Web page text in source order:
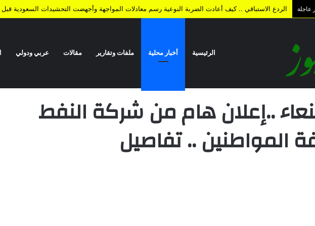
عاجلة الردع الاستباقي .. كيف أعادت الضربة النوعية رسم معادلات المواجهة وأجهضت التحشيدات السعودية قبل
الرئيسية أخبار محلية ملفات وتقارير مقالات عربي ودولي
صنعاء ..إعلان هام من شركة النفط اليمنية لكافة المواطنين .. تفاصيل
..إعلان هام من شركة النفط
المواطنين .. تفاصيل